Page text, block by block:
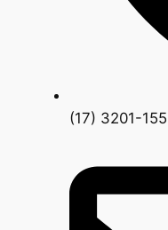
(17) 3201-